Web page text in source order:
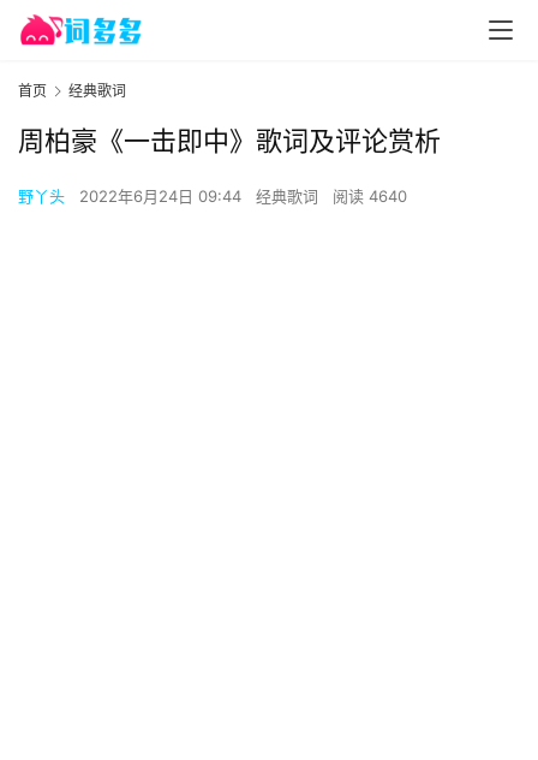
首页 经典歌词
周柏豪《一击即中》歌词及评论赏析
野丫头 2022年6月24日 09:44 经典歌词 阅读 4640